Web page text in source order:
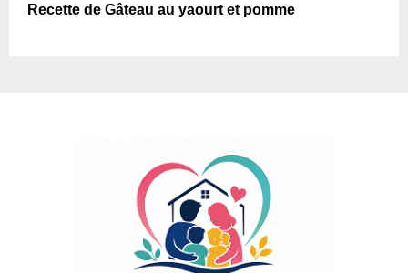
Recette de Gâteau au yaourt et pomme